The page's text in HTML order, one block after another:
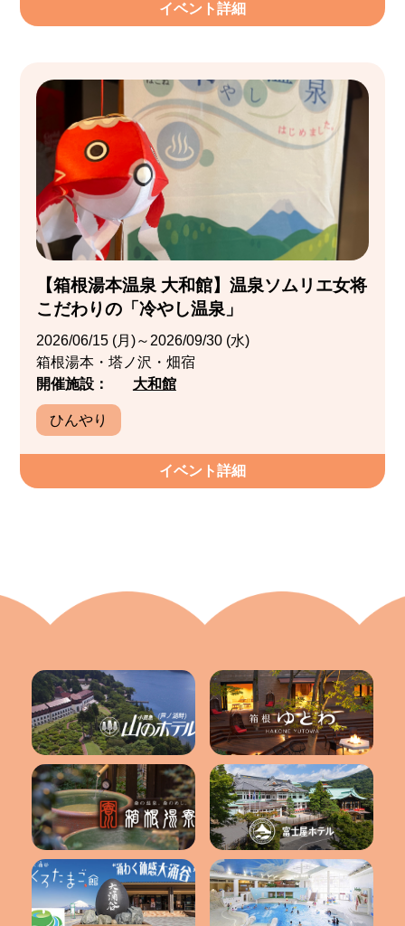
イベント詳細
【箱根湯本温泉 大和館】温泉ソムリエ女将
こだわりの「冷やし温泉」
2026/06/15 (月)～2026/09/30 (水)
箱根湯本・塔ノ沢・畑宿
開催施設：
大和館
ひんやり
イベント詳細